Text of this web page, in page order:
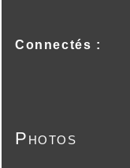
Connectés :
Photos